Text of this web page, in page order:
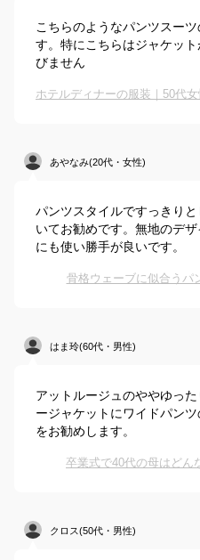
こちらのようなパンツスー
す。特にこちらはジャケッ
びません
あやなみ(20代・女性)
パンツスタイルですっきり
いてお勧めです。無地のデ
にも使い勝手が良いです。
骨格ウェーブに似合うパ
はま玲(60代・男性)
アットルージュのややゆっ
ージャケットにワイドパン
をお勧めします。
卒業式で40代の母はどん
クロス(50代・男性)